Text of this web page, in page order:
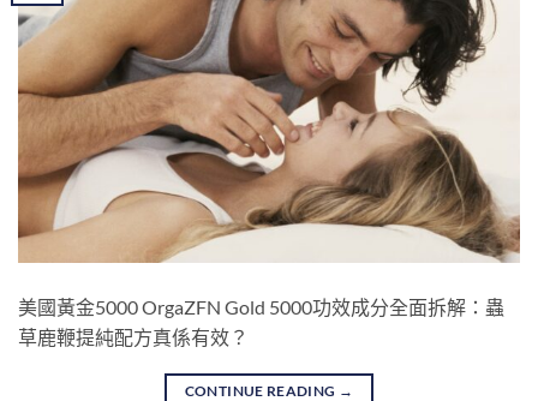
美國黃金5000 OrgaZFN Gold 5000功效成分全面拆解：蟲
草鹿鞭提純配方真係有效？
CONTINUE READING →